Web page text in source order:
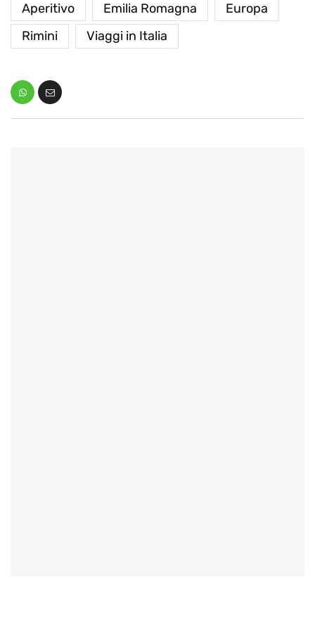
Aperitivo Emilia Romagna
Europa
Rimini
Viaggi in Italia